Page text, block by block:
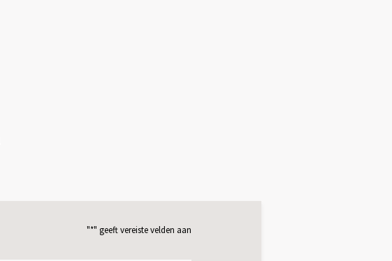
"*" geeft vereiste velden aan